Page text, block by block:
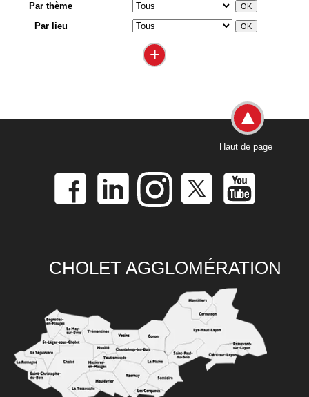
Par thème
Par lieu
+
Haut de page
CHOLET AGGLOMÉRATION